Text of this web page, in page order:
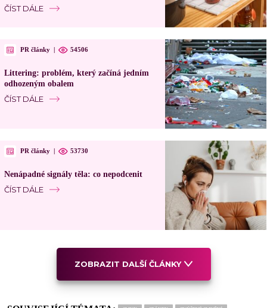
ČÍST DÁLE
PR články | 54506
Littering: problém, který začíná jedním
odhozeným obalem
ČÍST DÁLE
PR články | 53730
Nenápadné signály těla: co nepodcenit
ČÍST DÁLE
ZOBRAZIT DALŠÍ ČLÁNKY